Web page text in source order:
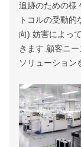
追跡のための様
トコルの受動
向) 妨害によっ
きます.顧客ニ
ソリューション